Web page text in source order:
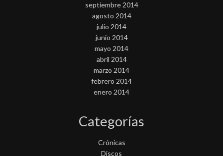
septiembre 2014
agosto 2014
julio 2014
junio 2014
mayo 2014
abril 2014
marzo 2014
febrero 2014
enero 2014
Categorías
Crónicas
Discos